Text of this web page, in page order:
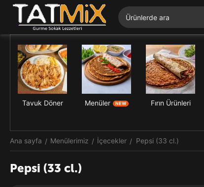
Tavuk Döner Menüler NEW Fırın Ürünleri
Ana sayfa / Menülerimiz / İçecekler / Pepsi (33 cl.)
Pepsi (33 cl.)